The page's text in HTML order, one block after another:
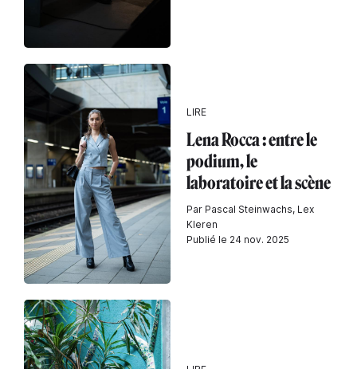
LIRE
Lena Rocca : entre le
podium, le
laboratoire et la scène
Par Pascal Steinwachs, Lex
Kleren
Publié le 24 nov. 2025